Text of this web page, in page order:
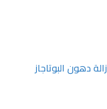
البوتاجاز